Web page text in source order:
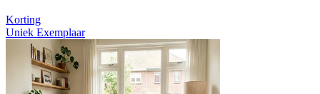
Korting
Uniek Exemplaar